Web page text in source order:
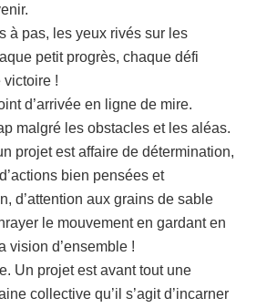
à pas, les yeux rivés sur les
petit progrès, chaque défi
victoire !
d’arrivée en ligne de mire.
malgré les obstacles et les aléas.
projet est affaire de détermination,
bien pensées et
d’attention aux grains de sable
le mouvement en gardant en
vision d’ensemble !
Un projet est avant tout une
collective qu’il s’agit d’incarner